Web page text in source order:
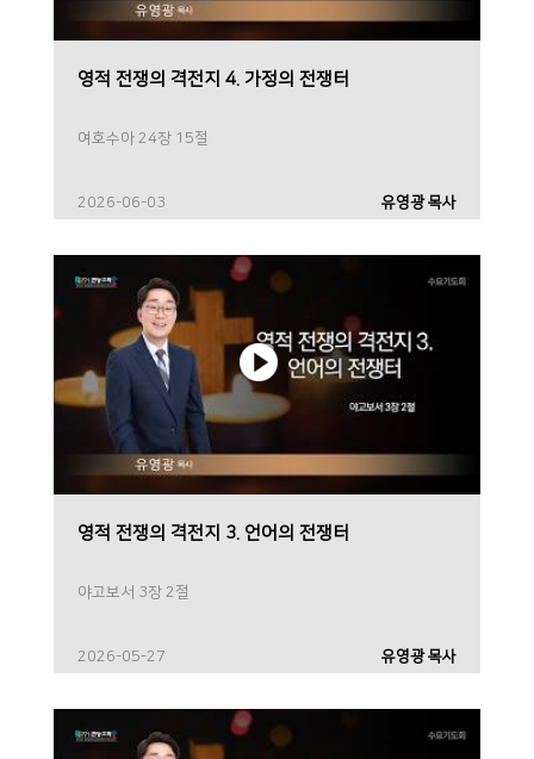
영적 전쟁의 격전지 4. 가정의 전쟁터
여호수아 24장 15절
2026-06-03 유영광 목사
영적 전쟁의 격전지 3. 언어의 전쟁터
야고보서 3장 2절
2026-05-27 유영광 목사